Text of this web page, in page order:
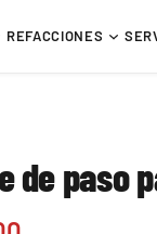
REFACCIONES
de paso